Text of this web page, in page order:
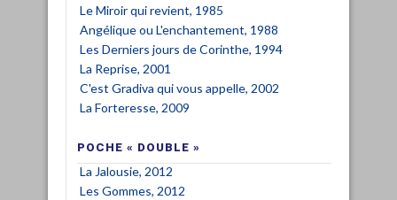
Le Miroir qui revient, 1985
Angélique ou L'enchantement, 1988
Les Derniers jours de Corinthe, 1994
La Reprise, 2001
C'est Gradiva qui vous appelle, 2002
La Forteresse, 2009
POCHE « DOUBLE »
La Jalousie, 2012
Les Gommes, 2012